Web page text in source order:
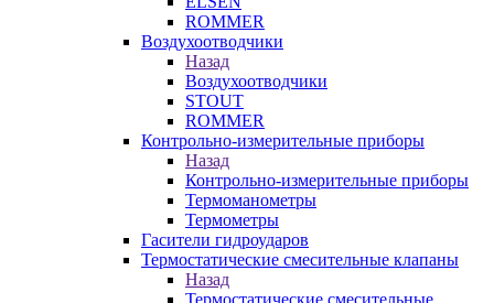
ROMMER
Воздухоотводчики
Назад
Воздухоотводчики
STOUT
ROMMER
Контрольно-измерительные приборы
Назад
Контрольно-измерительные приборы
Термоманометры
Термометры
Гасители гидроударов
Термостатические смесительные клапаны
Назад
Термостатические смесительные